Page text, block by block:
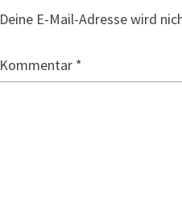
Deine E-Mail-Adresse wird
Kommentar *